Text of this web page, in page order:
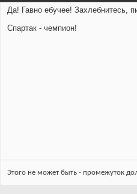
Да! Гавно ебучее! Захлебнитесь,
Спартак - чемпион!
Этого не может быть - промежуток